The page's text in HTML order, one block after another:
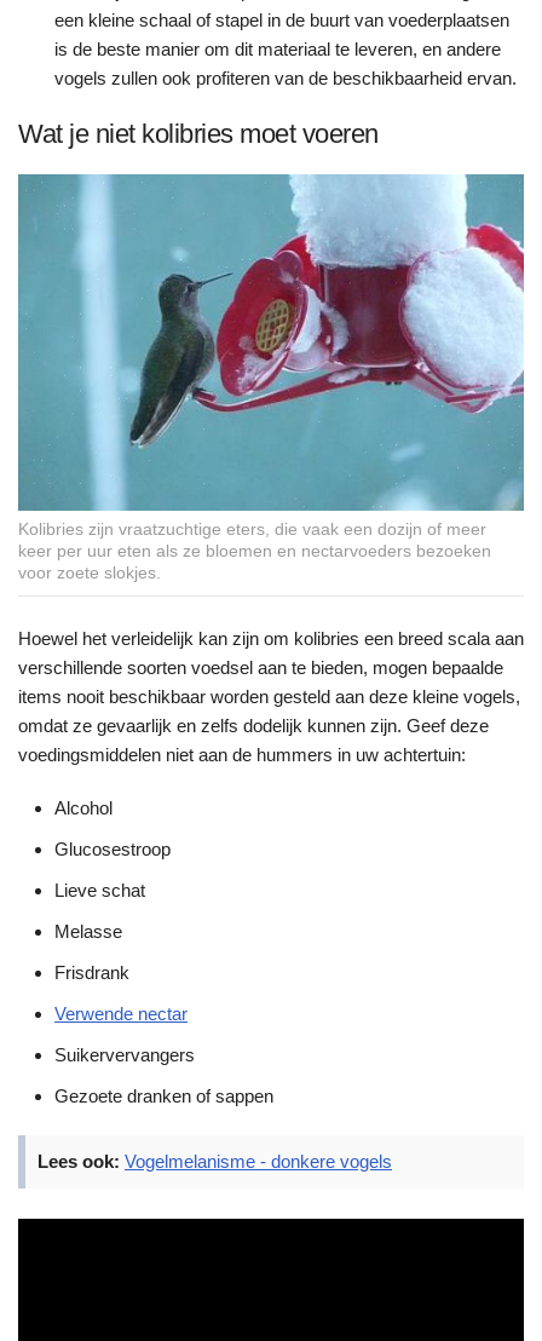
een kleine schaal of stapel in de buurt van voederplaatsen
is de beste manier om dit materiaal te leveren, en andere
vogels zullen ook profiteren van de beschikbaarheid ervan.
Wat je niet kolibries moet voeren
Kolibries zijn vraatzuchtige eters, die vaak een dozijn of meer
keer per uur eten als ze bloemen en nectarvoeders bezoeken
voor zoete slokjes.
Hoewel het verleidelijk kan zijn om kolibries een breed scala aan
verschillende soorten voedsel aan te bieden, mogen bepaalde
items nooit beschikbaar worden gesteld aan deze kleine vogels,
omdat ze gevaarlijk en zelfs dodelijk kunnen zijn. Geef deze
voedingsmiddelen niet aan de hummers in uw achtertuin:
Alcohol
Glucosestroop
Lieve schat
Melasse
Frisdrank
Verwende nectar
Suikervervangers
Gezoete dranken of sappen
Lees ook: Vogelmelanisme - donkere vogels